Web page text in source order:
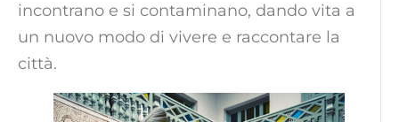
incontrano e si contaminano, dando vita a
un nuovo modo di vivere e raccontare la
città.